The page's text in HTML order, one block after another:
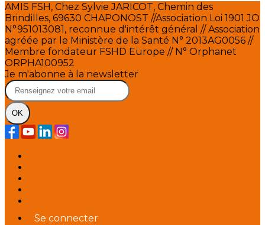
AMIS FSH, Chez Sylvie JARICOT, Chemin des
Brindilles, 69630 CHAPONOST //Association Loi 1901 JO
N°951013081, reconnue d'intérêt général // Association
agréée par le Ministère de la Santé N° 2013AG0056 //
Membre fondateur FSHD Europe // N° Orphanet
ORPHA100952
Je m'abonne à la newsletter
OK
Se connecter